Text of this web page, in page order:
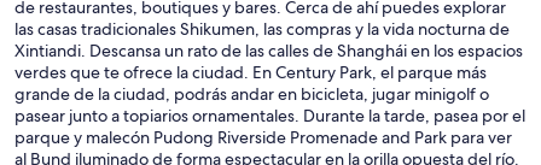
de restaurantes, boutiques y bares. Cerca de ahí puedes explorar
las casas tradicionales Shikumen, las compras y la vida nocturna de
Xintiandi. Descansa un rato de las calles de Shanghái en los espacios
verdes que te ofrece la ciudad. En Century Park, el parque más
grande de la ciudad, podrás andar en bicicleta, jugar minigolf o
pasear junto a topiarios ornamentales. Durante la tarde, pasea por el
parque y malecón Pudong Riverside Promenade and Park para ver
al Bund iluminado de forma espectacular en la orilla opuesta del río.